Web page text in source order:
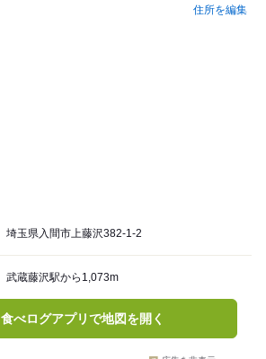
住所を編集
埼玉県入間市上藤沢382-1-2
武蔵藤沢駅から1,073m
食べログアプリで地図を開く